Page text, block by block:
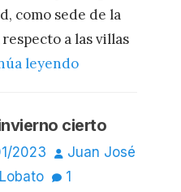
como sede de la
a las villas
leyendo
cierto
2023 Autor
Juan José
1